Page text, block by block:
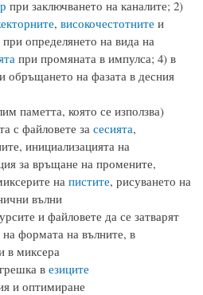
при заключването на каналите; 2)
, високочестотните и
определянето на вида на
при промяната в импулса; 4) в
обръщането на фазата в десния
паметта, която се използва)
с файловете за сесията,
инициализацията на
за връщане на промените,
на пистите, рисуването на
вълни
и файловете да се затварят
формата на вълните, в
в миксера
в езиците
и оптимиране